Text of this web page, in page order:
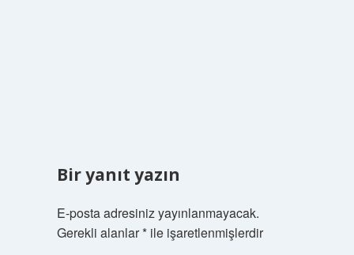
Bir yanıt yazın
E-posta adresiniz yayınlanmayacak.
Gerekli alanlar*ile işaretlenmişlerdir